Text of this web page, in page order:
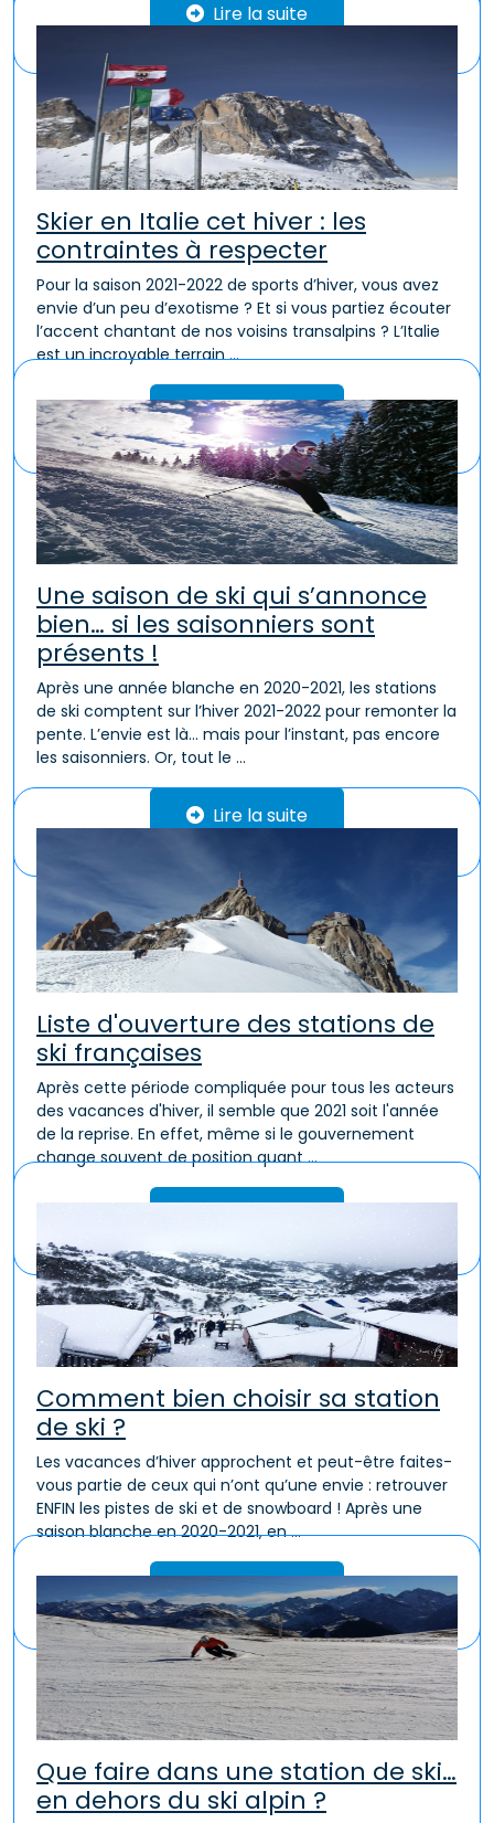
Lire la suite
Skier en Italie cet hiver : les
contraintes à respecter
Pour la saison 2021-2022 de sports d’hiver, vous avez
envie d’un peu d’exotisme ? Et si vous partiez écouter
l’accent chantant de nos voisins transalpins ? L’Italie
est un incroyable terrain ...
Lire la suite
Une saison de ski qui s’annonce
bien… si les saisonniers sont
présents !
Après une année blanche en 2020-2021, les stations
de ski comptent sur l’hiver 2021-2022 pour remonter la
pente. L’envie est là… mais pour l’instant, pas encore
les saisonniers. Or, tout le ...
Lire la suite
Liste d'ouverture des stations de
ski françaises
Après cette période compliquée pour tous les acteurs
des vacances d'hiver, il semble que 2021 soit l'année
de la reprise. En effet, même si le gouvernement
change souvent de position quant ...
Comment bien choisir sa station
de ski ?
Les vacances d’hiver approchent et peut-être faites-
vous partie de ceux qui n’ont qu’une envie : retrouver
ENFIN les pistes de ski et de snowboard ! Après une
saison blanche en 2020-2021, en ...
Lire la suite
Que faire dans une station de ski…
en dehors du ski alpin ?